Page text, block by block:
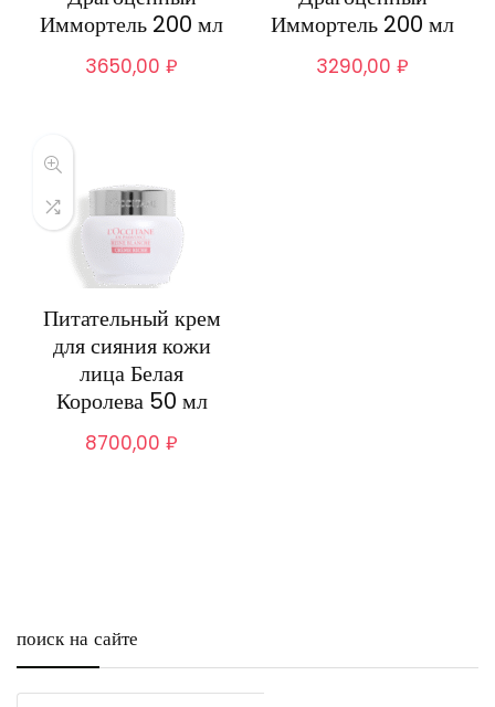
Иммортель 200 мл
3650,00₽
Иммортель 200 мл
3290,00₽
Питательный крем
для сияния кожи
лица Белая
Королева 50 мл
8700,00₽
поиск на сайте